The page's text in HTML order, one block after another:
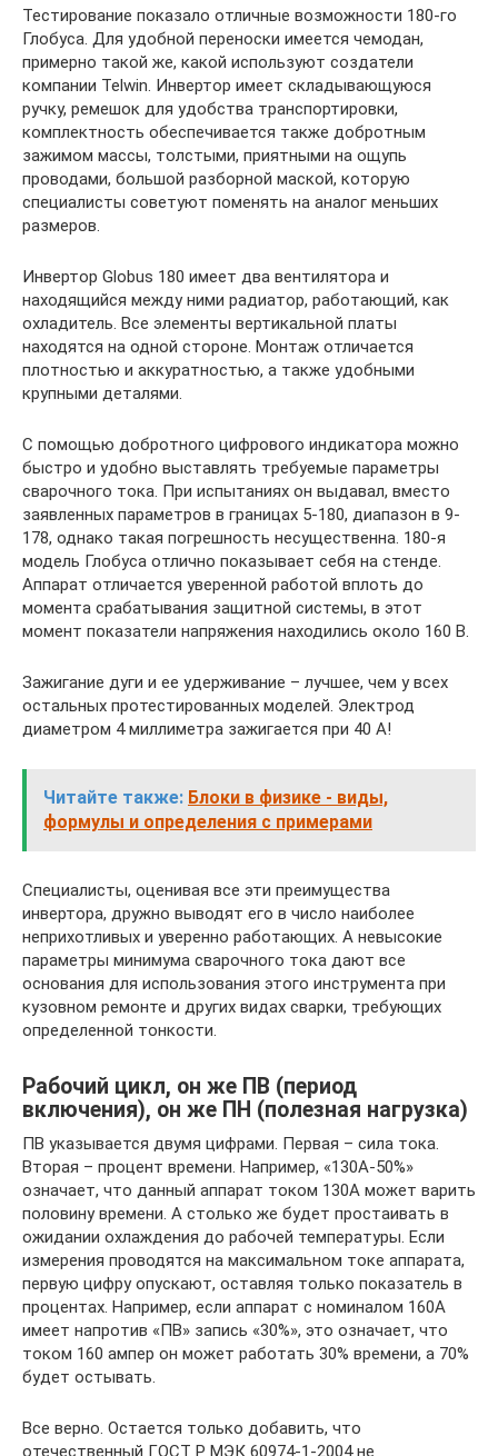
Тестирование показало отличные возможности 180-го
Глобуса. Для удобной переноски имеется чемодан,
примерно такой же, какой используют создатели
компании Telwin. Инвертор имеет складывающуюся
ручку, ремешок для удобства транспортировки,
комплектность обеспечивается также добротным
зажимом массы, толстыми, приятными на ощупь
проводами, большой разборной маской, которую
специалисты советуют поменять на аналог меньших
размеров.
Инвертор Globus 180 имеет два вентилятора и
находящийся между ними радиатор, работающий, как
охладитель. Все элементы вертикальной платы
находятся на одной стороне. Монтаж отличается
плотностью и аккуратностью, а также удобными
крупными деталями.
С помощью добротного цифрового индикатора можно
быстро и удобно выставлять требуемые параметры
сварочного тока. При испытаниях он выдавал, вместо
заявленных параметров в границах 5-180, диапазон в 9-
178, однако такая погрешность несущественна. 180-я
модель Глобуса отлично показывает себя на стенде.
Аппарат отличается уверенной работой вплоть до
момента срабатывания защитной системы, в этот
момент показатели напряжения находились около 160 В.
Зажигание дуги и ее удерживание – лучшее, чем у всех
остальных протестированных моделей. Электрод
диаметром 4 миллиметра зажигается при 40 А!
Читайте также: Блоки в физике - виды,
формулы и определения с примерами
Специалисты, оценивая все эти преимущества
инвертора, дружно выводят его в число наиболее
неприхотливых и уверенно работающих. А невысокие
параметры минимума сварочного тока дают все
основания для использования этого инструмента при
кузовном ремонте и других видах сварки, требующих
определенной тонкости.
Рабочий цикл, он же ПВ (период
включения), он же ПН (полезная нагрузка)
ПВ указывается двумя цифрами. Первая – сила тока.
Вторая – процент времени. Например, «130А-50%»
означает, что данный аппарат током 130А может варить
половину времени. А столько же будет простаивать в
ожидании охлаждения до рабочей температуры. Если
измерения проводятся на максимальном токе аппарата,
первую цифру опускают, оставляя только показатель в
процентах. Например, если аппарат с номиналом 160А
имеет напротив «ПВ» запись «30%», это означает, что
током 160 ампер он может работать 30% времени, а 70%
будет остывать.
Все верно. Остается только добавить, что
отечественный ГОСТ Р МЭК 60974-1-2004 не